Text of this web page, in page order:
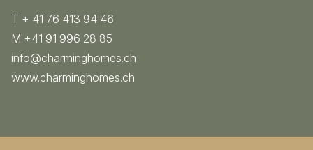
T + 41 76 413 94 46
M +41 91 996 28 85
info@charminghomes.ch
www.charminghomes.ch